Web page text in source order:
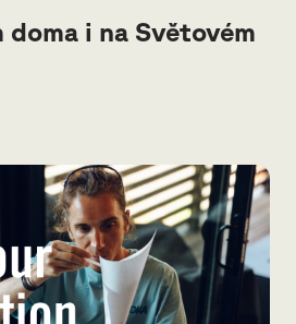
i na Světovém